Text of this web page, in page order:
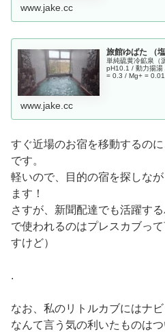
www.jake.cc
旅館ゆばた （
単純硫黄冷鉱泉（
pH10.1 / 動力揚
= 0.3 / Mg+ =
www.jake.cc
すぐ近場のお宿を移動するの
です。
軽いので、目的の宿を探しな
ます！
さすが、新聞配達でも活躍す
で使われるのはプレスカブっ
すけど）
.
なお、私のリトルカブにはナ
なんて言う気の利いたものはつ